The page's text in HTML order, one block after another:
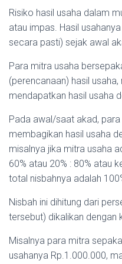
Risiko hasil usaha dalam
atau impas. Hasil
secara pasti) sejak awal
Para mitra usaha
(perencanaan) hasil
mendapatkan hasil usaha
Pada awal/saat akad,
membagikan hasil usaha
misalnya jika mitra usaha
60% atau 20% : 80% atau
total nisbahnya adalah
Nisbah ini dihitung dari
tersebut) dikalikan dengan
Misalnya para mitra
usahanya Rp.1.000.000,